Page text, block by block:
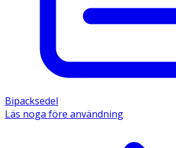
Bipacksedel
Läs noga före användning